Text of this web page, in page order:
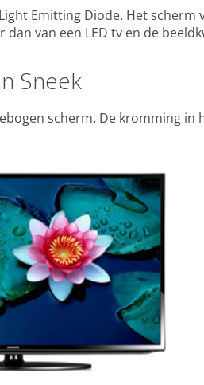
Emitting Diode. Het
dan van een LED tv en de
Sneek
scherm. De kromming